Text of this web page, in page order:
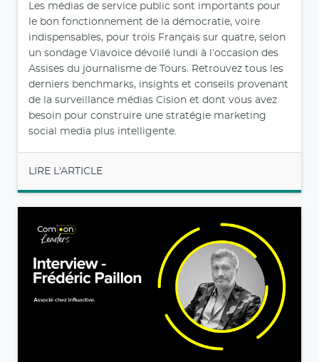
Les médias de service public sont importants pour
le bon fonctionnement de la démocratie, voire
indispensables, pour trois Français sur quatre, selon
un sondage Viavoice dévoilé lundi à l’occasion des
Assises du journalisme de Tours. Retrouvez tous les
derniers benchmarks, insights et conseils provenant
de la surveillance médias Cision et dont vous avez
besoin pour construire une stratégie marketing
social media plus intelligente.
LIRE L'ARTICLE